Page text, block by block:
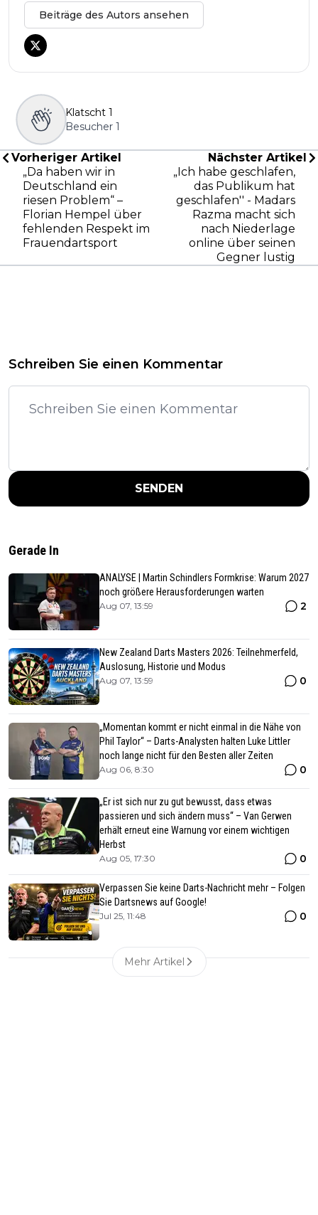
Beiträge des Autors ansehen
Klatscht 1
Besucher 1
Vorheriger Artikel
„Da haben wir in
Deutschland ein
riesen Problem“ –
Florian Hempel über
fehlenden Respekt im
Frauendartsport
Nächster Artikel
„Ich habe geschlafen,
das Publikum hat
geschlafen'' - Madars
Razma macht sich
nach Niederlage
online über seinen
Gegner lustig
Schreiben Sie einen Kommentar
SENDEN
Gerade In
ANALYSE | Martin Schindlers Formkrise: Warum 2027
noch größere Herausforderungen warten
Aug 07, 13:59 2
New Zealand Darts Masters 2026: Teilnehmerfeld,
Auslosung, Historie und Modus
Aug 07, 13:59 0
„Momentan kommt er nicht einmal in die Nähe von
Phil Taylor“ – Darts-Analysten halten Luke Littler
noch lange nicht für den Besten aller Zeiten
Aug 06, 8:30 0
„Er ist sich nur zu gut bewusst, dass etwas
passieren und sich ändern muss“ – Van Gerwen
erhält erneut eine Warnung vor einem wichtigen
Herbst
Aug 05, 17:30 0
Verpassen Sie keine Darts-Nachricht mehr – Folgen
Sie Dartsnews auf Google!
Jul 25, 11:48 0
Mehr Artikel